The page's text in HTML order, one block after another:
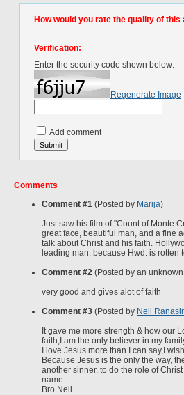
How would you rate the quality of this
Verification:
Enter the security code shown below:
Regenerate Image
Add comment
Comments
Comment #1 (Posted by Marija)
Just saw his film of "Count of Monte
great face, beautiful man, and a fine
talk about Christ and his faith.
leading man, because Hwd. is
Comment #2 (Posted by an
very good and gives alot of faith
Comment #3 (Posted by Neil
It gave me more strength & how our
faith,I am the only believer in my
I love Jesus more than I can say,I
Because Jesus is the only the way,
another sinner, to do the role of
name.
Bro Neil